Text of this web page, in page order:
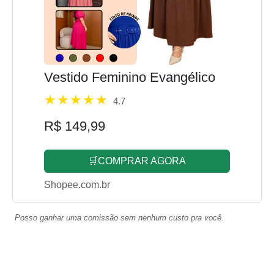
Vestido Feminino Evangélico
4.7
R$ 149,99
🛒COMPRAR AGORA
Shopee.com.br
Posso ganhar uma comissão sem nenhum custo pra você.